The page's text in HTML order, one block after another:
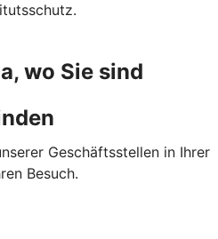
wo Sie sind
Geschäftsstellen in Ihrer
Besuch.